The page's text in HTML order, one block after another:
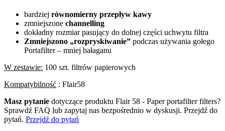
bardziej równomierny przepływ kawy
zmniejszone channelling
dokładny rozmiar pasujący do dolnej części uchwytu filtra
Zmniejszono „rozpryskiwanie” podczas używania gołego
Portafilter – mniej bałaganu
W zestawie: 100 szt. filtrów papierowych
Kompatybilność : Flair58
Masz pytanie dotyczące produktu Flair 58 - Paper portafilter filters?
Sprawdź FAQ lub zapytaj nas bezpośrednio w dyskusji. Przejdź do
pytań. Przejdź do pytań